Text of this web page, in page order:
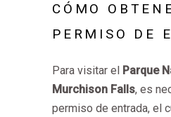
CÓMO
PERMISO DE
Para visitar el Parque
Murchison Falls, es
permiso de entrada, el